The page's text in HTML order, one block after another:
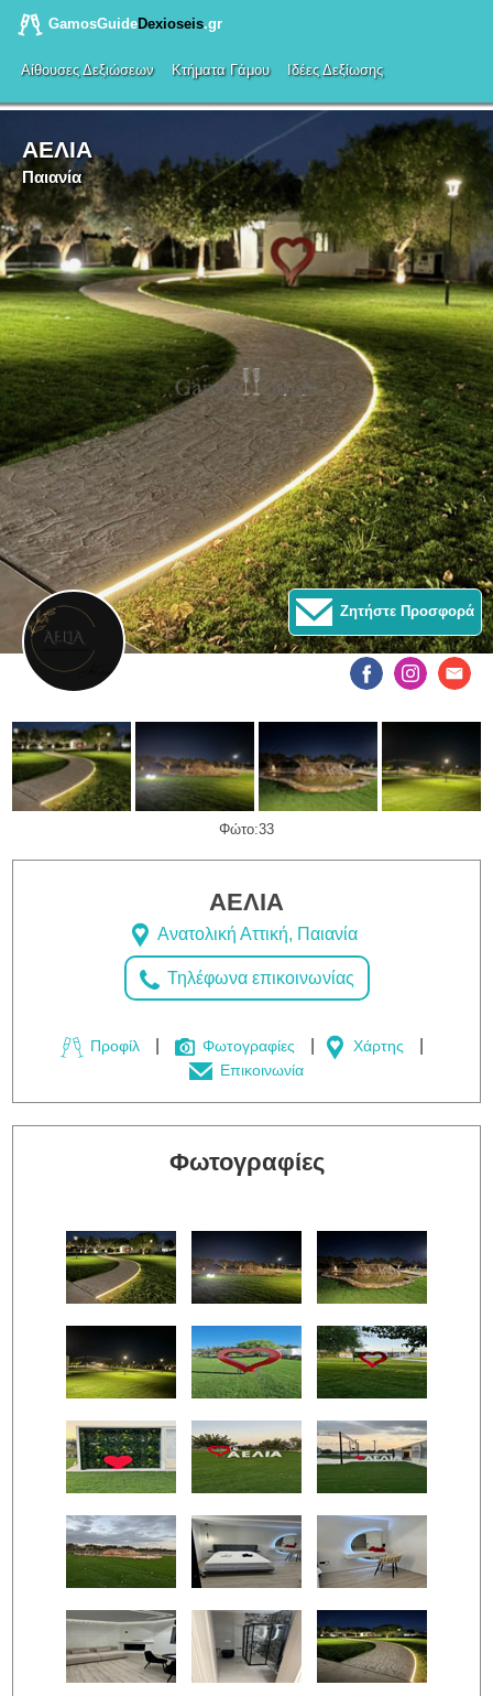
GamosGuideDexioseis.gr
Αίθουσες Δεξιώσεων Κτήματα Γάμου Ιδέες Δεξίωσης
ΑΕΛΙΑ
Παιανία
Ζητήστε Προσφορά
Φώτο:33
ΑΕΛΙΑ
Ανατολική Αττική, Παιανία
Τηλέφωνα επικοινωνίας
Προφίλ Φωτογραφίες
Χάρτης
Επικοινωνία
Φωτογραφίες